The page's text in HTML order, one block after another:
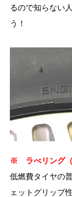
るので知らない
う！
※ ラべリング
低燃費タイヤの
ェットグリップ